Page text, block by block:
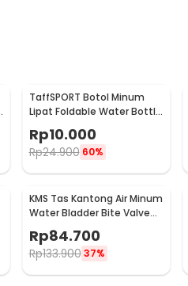
TaffSPORT Botol Minum
Lipat Foldable Water Bottle
BPA Free 700ml - S29
Rp10.000
Rp24.900 60%
KMS Tas Kantong Air Minum
Water Bladder Bite Valve
Hydration Bag 3L - BL018
Rp84.700
Rp133.900 37%